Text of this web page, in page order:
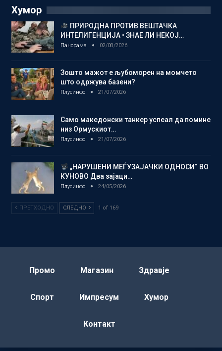
Хумор
ПРИРОДНА ПРОТИВ ВЕШТАЧКА
ИНТЕЛИГЕНЦИЈА • ЗНАЕ ЛИ НЕКОЈ…
Панорама 02/08/2026
Зошто мажот е љубоморен на момчето
што одржува базени?
Плусинфо 21/07/2026
Само македонски танкер успеал да помине
низ Ормускиот…
Плусинфо 21/07/2026
„НАРУШЕНИ МЕЃУЗАЈАЧКИ ОДНОСИ“ ВО
КУНОВО Два зајаци…
Плусинфо 24/05/2026
ПРЕТХОДНО СЛЕДНО 1 of 169
Промо Магазин Здравје
Спорт Импресум Хумор
Контакт